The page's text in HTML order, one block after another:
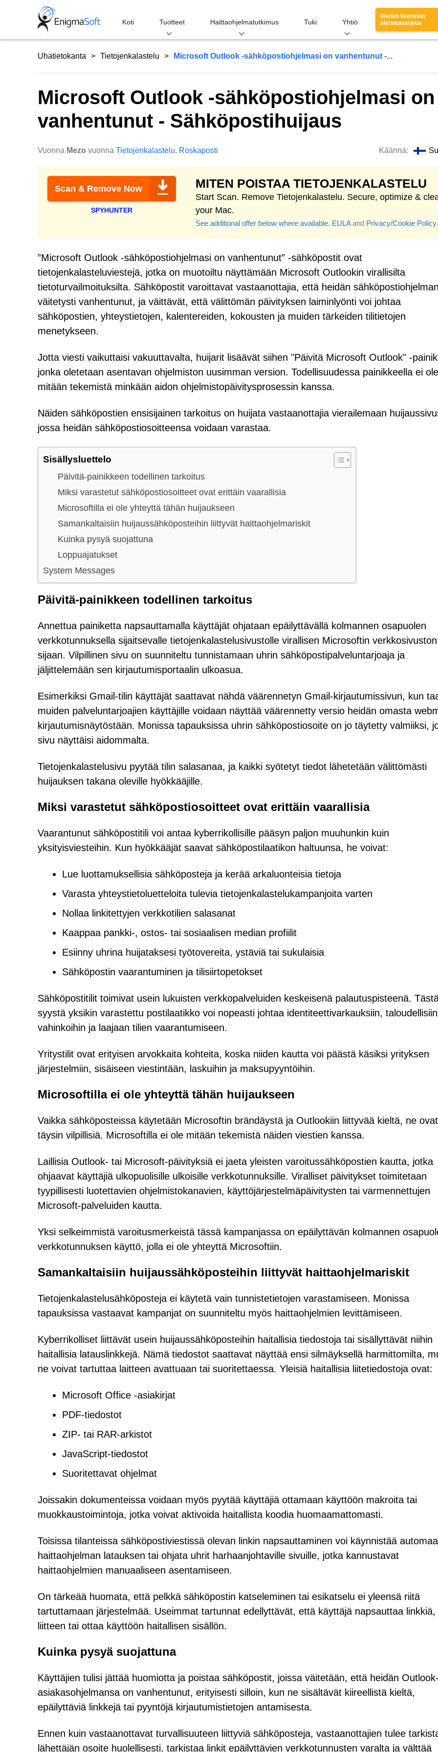
Koti Tuotteet Haittaohjelmatutkimus Tuki Yhtiö
Monen lisenssin
alennustarjous
Uhatietokanta Tietojenkalastelu Microsoft Outlook -sähköpostiohjelmasi on vanhentunut -...
Microsoft Outlook -sähköpostiohjelmasi on
vanhentunut - Sähköpostihuijaus
Vuonna Mezo vuonna Tietojenkalastelu, Roskaposti Käännä:
Scan & Remove Now
SPYHUNTER
MITEN POISTAA TIETOJENKALASTELU
Start Scan. Remove Tietojenkalastelu. Secure, optimize &
your Mac.
See additional offer below where available. EULAand Privacy/Cookie Policy.
”Microsoft Outlook -sähköpostiohjelmasi on vanhentunut” -sähköpostit ovat
tietojenkalasteluviestejä, jotka on muotoiltu näyttämään Microsoft Outlookin virallisilta
tietoturvailmoituksilta. Sähköpostit varoittavat vastaanottajia, että heidän
väitetysti vanhentunut, ja väittävät, että välittömän päivityksen laiminlyönti voi johtaa
sähköpostien, yhteystietojen, kalentereiden, kokousten ja muiden tärkeiden tilitietojen
menetykseen.
Jotta viesti vaikuttaisi vakuuttavalta, huijarit lisäävät siihen "Päivitä Microsoft Outlook" -
jonka oletetaan asentavan ohjelmiston uusimman version. Todellisuudessa painikkeella ei ole
mitään tekemistä minkään aidon ohjelmistopäivitysprosessin kanssa.
Näiden sähköpostien ensisijainen tarkoitus on huijata vastaanottajia vierailemaan
jossa heidän sähköpostiosoitteensa voidaan varastaa.
Sisällysluettelo
Päivitä-painikkeen todellinen tarkoitus
Miksi varastetut sähköpostiosoitteet ovat erittäin vaarallisia
Microsoftilla ei ole yhteyttä tähän huijaukseen
Samankaltaisiin huijaussähköposteihin liittyvät haittaohjelmariskit
Kuinka pysyä suojattuna
Loppuajatukset
System Messages
Päivitä-painikkeen todellinen tarkoitus
Annettua painiketta napsauttamalla käyttäjät ohjataan epäilyttävällä kolmannen osapuolen
verkkotunnuksella sijaitsevalle tietojenkalastelusivustolle virallisen Microsoftin verkkosivuston
sijaan. Vilpillinen sivu on suunniteltu tunnistamaan uhrin sähköpostipalveluntarjoaja ja
jäljittelemään sen kirjautumisportaalin ulkoasua.
Esimerkiksi Gmail-tilin käyttäjät saattavat nähdä väärennetyn Gmail-kirjautumissivun, kun
muiden palveluntarjoajien käyttäjille voidaan näyttää väärennetty versio heidän omasta
kirjautumisnäytöstään. Monissa tapauksissa uhrin sähköpostiosoite on jo täytetty valmiiksi,
sivu näyttäisi aidommalta.
Tietojenkalastelusivu pyytää tilin salasanaa, ja kaikki syötetyt tiedot lähetetään välittömästi
huijauksen takana oleville hyökkääjille.
Miksi varastetut sähköpostiosoitteet ovat erittäin vaarallisia
Vaarantunut sähköpostitili voi antaa kyberrikollisille pääsyn paljon muuhunkin kuin
yksityisviesteihin. Kun hyökkääjät saavat sähköpostilaatikon haltuunsa, he voivat:
Lue luottamuksellisia sähköposteja ja kerää arkaluonteisia tietoja
Varasta yhteystietoluetteloita tulevia tietojenkalastelukampanjoita varten
Nollaa linkitettyjen verkkotilien salasanat
Kaappaa pankki-, ostos- tai sosiaalisen median profiilit
Esiinny uhrina huijataksesi työtovereita, ystäviä tai sukulaisia
Sähköpostin vaarantuminen ja tilisiirtopetokset
Sähköpostitilit toimivat usein lukuisten verkkopalveluiden keskeisenä palautuspisteenä.
syystä yksikin varastettu postilaatikko voi nopeasti johtaa identiteettivarkauksiin, taloudellisiin
vahinkoihin ja laajaan tilien vaarantumiseen.
Yritystilit ovat erityisen arvokkaita kohteita, koska niiden kautta voi päästä käsiksi yrityksen
järjestelmiin, sisäiseen viestintään, laskuihin ja maksupyyntöihin.
Microsoftilla ei ole yhteyttä tähän huijaukseen
Vaikka sähköposteissa käytetään Microsoftin brändäystä ja Outlookiin liittyvää kieltä, ne ovat
täysin vilpillisiä. Microsoftilla ei ole mitään tekemistä näiden viestien kanssa.
Laillisia Outlook- tai Microsoft-päivityksiä ei jaeta yleisten varoitussähköpostien kautta, jotka
ohjaavat käyttäjiä ulkopuolisille ulkoisille verkkotunnuksille. Viralliset päivitykset toimitetaan
tyypillisesti luotettavien ohjelmistokanavien, käyttöjärjestelmäpäivitysten tai varmennettujen
Microsoft-palveluiden kautta.
Yksi selkeimmistä varoitusmerkeistä tässä kampanjassa on epäilyttävän kolmannen
verkkotunnuksen käyttö, jolla ei ole yhteyttä Microsoftiin.
Samankaltaisiin huijaussähköposteihin liittyvät haittaohjelmariskit
Tietojenkalastelusähköposteja ei käytetä vain tunnistetietojen varastamiseen. Monissa
tapauksissa vastaavat kampanjat on suunniteltu myös haittaohjelmien levittämiseen.
Kyberrikolliset liittävät usein huijaussähköposteihin haitallisia tiedostoja tai sisällyttävät niihin
haitallisia latauslinkkejä. Nämä tiedostot saattavat näyttää ensi silmäyksellä harmittomilta,
ne voivat tartuttaa laitteen avattuaan tai suoritettaessa. Yleisiä haitallisia liitetiedostoja ovat:
Microsoft Office -asiakirjat
PDF-tiedostot
ZIP- tai RAR-arkistot
JavaScript-tiedostot
Suoritettavat ohjelmat
Joissakin dokumenteissa voidaan myös pyytää käyttäjiä ottamaan käyttöön makroita tai
muokkaustoimintoja, jotka voivat aktivoida haitallista koodia huomaamattomasti.
Toisissa tilanteissa sähköpostiviestissä olevan linkin napsauttaminen voi käynnistää
haittaohjelman latauksen tai ohjata uhrit harhaanjohtaville sivuille, jotka kannustavat
haittaohjelmien manuaaliseen asentamiseen.
On tärkeää huomata, että pelkkä sähköpostin katseleminen tai esikatselu ei yleensä riitä
tartuttamaan järjestelmää. Useimmat tartunnat edellyttävät, että käyttäjä napsauttaa linkkiä,
liitteen tai ottaa käyttöön haitallisen sisällön.
Kuinka pysyä suojattuna
Käyttäjien tulisi jättää huomiotta ja poistaa sähköpostit, joissa väitetään, että heidän
asiakasohjelmansa on vanhentunut, erityisesti silloin, kun ne sisältävät kiireellistä kieltä,
epäilyttäviä linkkejä tai pyyntöjä kirjautumistietojen antamisesta.
Ennen kuin vastaanottavat turvallisuuteen liittyviä sähköposteja, vastaanottajien tulee
lähettäjän osoite huolellisesti, tarkistaa linkit epäilyttävien verkkotunnusten varalta ja välttää